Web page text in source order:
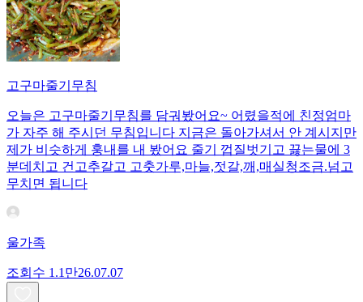
고구마줄기무침
오늘은 고구마줄기무침를 담궈봤어요~ 어렸을적에 친정엄마
가 자주 해 주시던 무침입니다 지금은 돌아가셔서 안 계시지만
제가 비슷하게 훙내를 내 봤어요 줄기 껍질벗기고 끓는물에 3
분데치고 건고추갈고 고춧가루,마늘,젓갈,깨,매실청조금.넘고
무치면 됩니다
울가족
조회수 1.1만26.07.07